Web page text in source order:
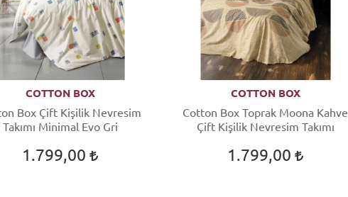
COTTON BOX
Box Çift Kişilik Nevresim
Takımı Minimal Evo Gri
1.799,00
COTTON BOX
Cotton Box Toprak Moona Kahve
Çift Kişilik Nevresim Takımı
1.799,00